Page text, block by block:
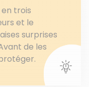
trois
et le
surprises
de les